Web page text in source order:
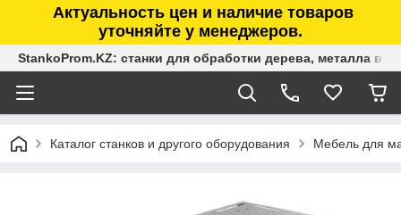
Актуальность цен и наличие товаров
уточняйте у менеджеров.
StankoProm.KZ: станки для обработки дерева, металла в
Каталог станков и другого оборудования Мебель для